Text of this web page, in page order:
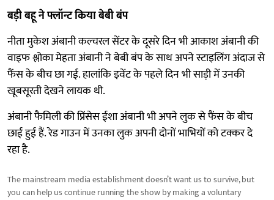
बड़ी बहू ने फ्लॉन्ट किया बेबी बंप
नीता मुकेश अंबानी कल्चरल सेंटर के दूसरे दिन भी आकाश अंबानी की
वाइफ श्लोका मेहता अंबानी ने बेबी बंप के साथ अपने स्टाइलिंग अंदाज से
फैंस के बीच छा गई. हालांकि इवेंट के पहले दिन भी साड़ी में उनकी
खूबसूरती देखने लायक थी.
अंबानी फैमिली की प्रिंसेस ईशा अंबानी भी अपने लुक से फैंस के बीच
छाई हुई हैं. रेड गाउन में उनका लुक अपनी दोनों भाभियों को टक्कर दे
रहा है.
The mainstream media establishment doesn’t want us to survive, but
you can help us continue running the show by making a voluntary